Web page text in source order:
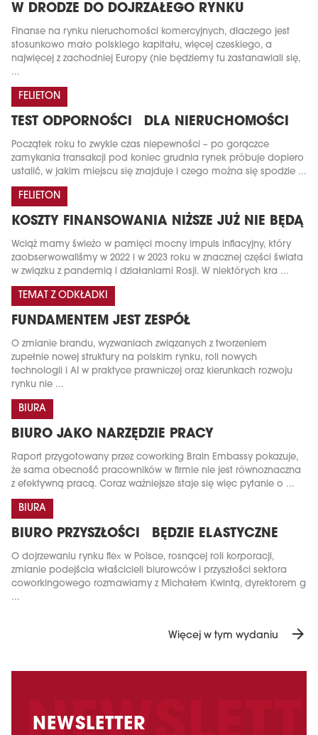
W DRODZE DO DOJRZAŁEGO RYNKU
Finanse na rynku nieruchomości komercyjnych, dlaczego jest
stosunkowo mało polskiego kapitału, więcej czeskiego, a
najwięcej z zachodniej Europy (nie będziemy tu zastanawiali się,
...
FELIETON
TEST ODPORNOŚCI DLA NIERUCHOMOŚCI
Początek roku to zwykle czas niepewności – po gorączce
zamykania transakcji pod koniec grudnia rynek próbuje dopiero
ustalić, w jakim miejscu się znajduje i czego można się spodzie ...
FELIETON
KOSZTY FINANSOWANIA NIŻSZE JUŻ NIE BĘDĄ
Wciąż mamy świeżo w pamięci mocny impuls inflacyjny, który
zaobserwowaliśmy w 2022 i w 2023 roku w znacznej części świata
w związku z pandemią i działaniami Rosji. W niektórych kra ...
TEMAT Z ODKŁADKI
FUNDAMENTEM JEST ZESPÓŁ
O zmianie brandu, wyzwaniach związanych z tworzeniem
zupełnie nowej struktury na polskim rynku, roli nowych
technologii i AI w praktyce prawniczej oraz kierunkach rozwoju
rynku nie ...
BIURA
BIURO JAKO NARZĘDZIE PRACY
Raport przygotowany przez coworking Brain Embassy pokazuje,
że sama obecność pracowników w firmie nie jest równoznaczna
z efektywną pracą. Coraz ważniejsze staje się więc pytanie o ...
BIURA
BIURO PRZYSZŁOŚCI BĘDZIE ELASTYCZNE
O dojrzewaniu rynku flex w Polsce, rosnącej roli korporacji,
zmianie podejścia właścicieli biurowców i przyszłości sektora
coworkingowego rozmawiamy z Michałem Kwintą, dyrektorem g
...
Więcej w tym wydaniu arrow_forward
NEWSLETTER